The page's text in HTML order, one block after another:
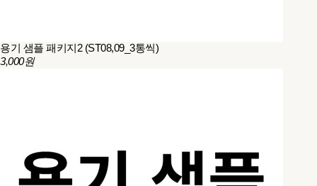
용기 샘플 패키지2 (ST08,09_3통씩)
3,000원